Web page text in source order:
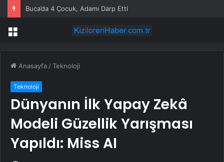
Buca’da 4 Çocuk, Adamı Darp Etti
Menü
Anasayfa /Teknoloji
Teknoloji
Dünyanın İlk Yapay Zekâ
Modeli Güzellik Yarışması
Yapıldı: Miss AI